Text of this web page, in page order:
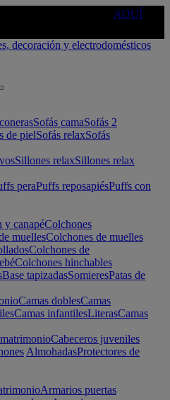
AQUÍ
Sofás camaSofás 2
de pielSofás relaxSofás
Sillones relaxSillones relax
peraPuffs reposapiésPuffs con
y canapéColchones
muellesColchones de muelles
Colchones de
Colchones hinchables
Base tapizadasSomieresPatas de
Camas doblesCamas
Camas infantilesLiterasCamas
Cabeceros juveniles
AlmohadasProtectores de
Armarios puertas